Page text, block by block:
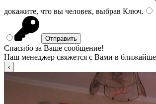
докажите, что вы человек, выбрав Ключ.
Спасибо за Ваше сообщение!
Наш менеджер свяжется с Вами в